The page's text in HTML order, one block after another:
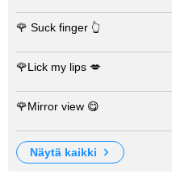
🌹 Suck finger 👆
🌹Lick my lips 💋
🌹Mirror view 😋
näytä kaikki